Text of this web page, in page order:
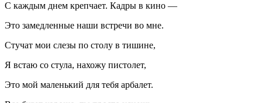
С каждым днем крепчает. Кадры в кино —
Это замедленные наши встречи во мне.
Стучат мои слезы по столу в тишине,
Я встаю со стула, нахожу пистолет,
Это мой маленький для тебя арбалет.